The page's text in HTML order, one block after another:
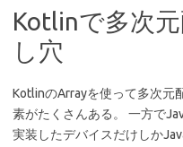
Kotlinで多次
し穴
KotlinのArrayを使って多次元
素がたくさんある。 一方で
実装したデバイスだけしか